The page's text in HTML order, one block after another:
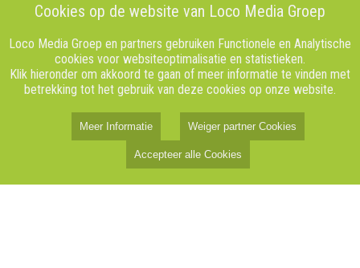
Cookies op de website van Loco Media Groep
Loco Media Groep en partners gebruiken Functionele en Analytische
cookies voor websiteoptimalisatie en statistieken.
Klik hieronder om akkoord te gaan of meer informatie te vinden met
betrekking tot het gebruik van deze cookies op onze website.
Meer Informatie Weiger partner Cookies
Accepteer alle Cookies